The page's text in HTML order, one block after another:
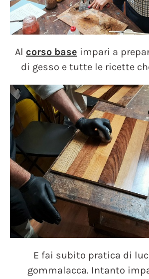
Al corso base impari a
di gesso e tutte le ricette
E fai subito pratica di
gommalacca. Intanto